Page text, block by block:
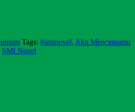
umum Tags: #sminovel, Aku Mencintaimu
SMI Novel